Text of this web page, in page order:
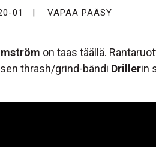
01 VAPAA PÄÄSY
on taas täällä.
thrash/grind-bändi Drillerin